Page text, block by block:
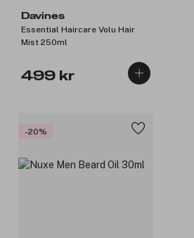
Davines
Essential Haircare Volu Hair
Mist 250ml
499 kr
-20%